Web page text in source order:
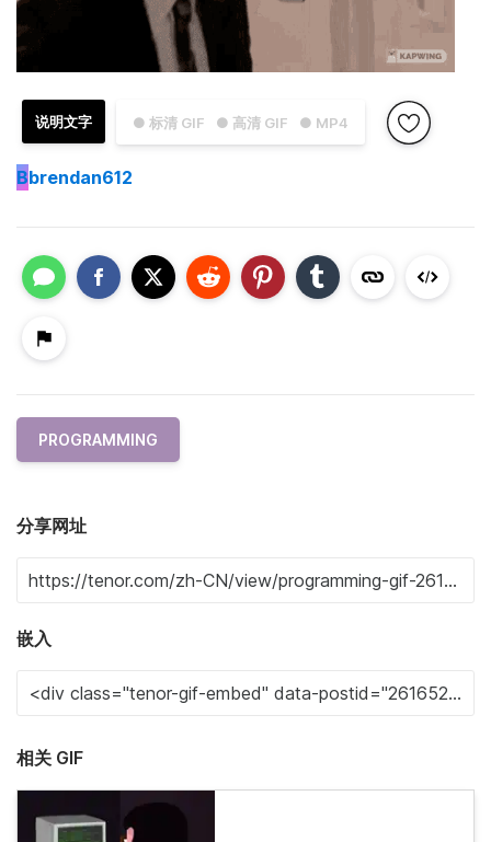
● 标清 GIF ● 高清 GIF ● MP4
说明文字
Bbrendan612
PROGRAMMING
分享网址
嵌入
相关 GIF